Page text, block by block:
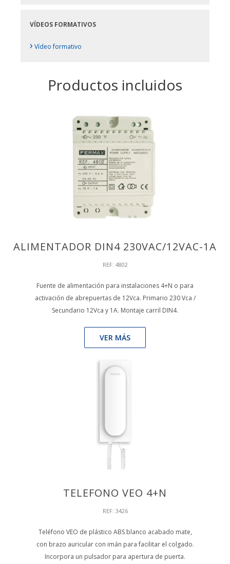
VÍDEOS FORMATIVOS
› Vídeo formativo
Productos incluidos
ALIMENTADOR DIN4 230VAC/12VAC-1A
REF: 4802
Fuente de alimentación para instalaciones 4+N o para
activación de abrepuertas de 12Vca. Primario 230 Vca /
Secundario 12Vca y 1A. Montaje carril DIN4.
VER MÁS
TELEFONO VEO 4+N
REF: 3426
Teléfono VEO de plástico ABS blanco acabado mate,
con brazo auricular con imán para facilitar el colgado.
Incorpora un pulsador para apertura de puerta.